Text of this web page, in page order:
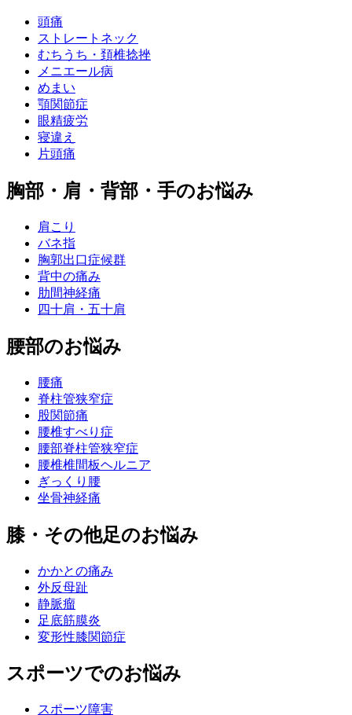
頭痛
ストレートネック
むちうち・頚椎捻挫
メニエール病
めまい
顎関節症
眼精疲労
寝違え
片頭痛
胸部・肩・背部・手のお悩み
肩こり
バネ指
胸郭出口症候群
背中の痛み
肋間神経痛
四十肩・五十肩
腰部のお悩み
腰痛
脊柱管狭窄症
股関節痛
腰椎すべり症
腰部脊柱管狭窄症
腰椎椎間板ヘルニア
ぎっくり腰
坐骨神経痛
膝・その他足のお悩み
かかとの痛み
外反母趾
静脈瘤
足底筋膜炎
変形性膝関節症
スポーツでのお悩み
スポーツ障害